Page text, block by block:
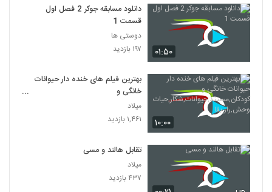
۰۱:۵۰
دانلود مسابقه جوکر 2 فصل اول
قسمت 1
دوستی ها
۱۹۷ بازدید
۱۰:۰۰
بهترین فیلم های خنده دار حیوانات
خانگی و
کودکان,مستند,حیوانات,شکار,حیات
وحش,راز بقا
میلاد
۱,۴۶۱ بازدید
تقابل هالند و مسی
میلاد
۴۳۷ بازدید